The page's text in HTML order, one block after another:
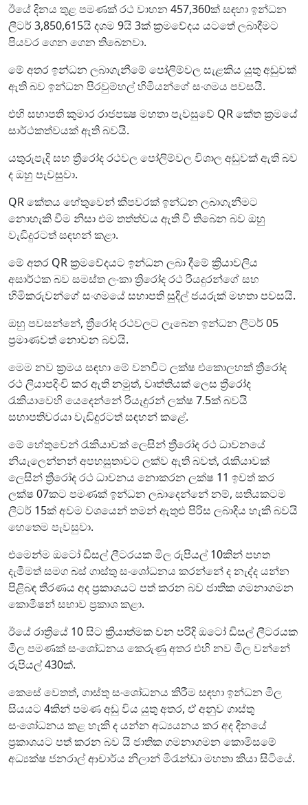
ඊයේ දිනය තුළ පමණක් රථ වාහන 457,360ක් සඳහා ඉන්ධන
ලීටර් 3,850,615යි දශම 9යි 3ක් ක්‍රමවේදය යටතේ ලබාදීමට
පියවර ගෙන ගෙන තිබෙනවා.
මේ අතර ඉන්ධන ලබාගැනීමේ පෝලිම්වල සැළකිය යුතු අඩුවක්
ඇති බව ඉන්ධන පිරවුම්හල් හිමියන්ගේ සංගමය පවසයි.
එහි සභාපති කුමාර රාජපක්‍ෂ මහතා පැවසුවේ QR කේත ක්‍රමයේ
සාර්ථකත්වයක් ඇති බවයි.
යතුරුපැදි සහ ත්‍රීරෝද රථවල පෝලිම්වල විශාල අඩුවක් ඇති බව
ද ඔහු පැවසුවා.
QR කේතය හේතුවෙන් කීපවරක් ඉන්ධන ලබාගැනීමට
නොහැකි වීම නිසා එම තත්ත්වය ඇති වී තිබෙන බව ඔහු
වැඩිදුරටත් සඳහන් කළා.
මේ අතර QR ක්‍රමවේදයට ඉන්ධන ලබා දීමේ ක්‍රියාවලිය
අසාර්ථක බව සමස්ත ලංකා ත්‍රිරෝද රථ රියදුරන්ගේ සහ
හිමිකරුවන්ගේ සංගමයේ සභාපති සුදිල් ජයරුක් මහතා පවසයි.
ඔහු පවසන්නේ, ත්‍රීරෝද රථවලට ලැබෙන ඉන්ධන ලීටර් 05
ප්‍රමාණවත් නොවන බවයි.
මෙම නව ක්‍රමය සඳහා මේ වනවිට ලක්ෂ එකොලහක් ත්‍රීරෝද
රථ ලියාපදිංචි කර ඇති නමුත්, වෘත්තියක් ලෙස ත්‍රීරෝද
රැකියාවෙහි යෙදෙන්නේ රියැදුරන් ලක්ෂ 7.5ක් බවයි
සභාපතිවරයා වැඩිදුරටත් සඳහන් කළේ.
මේ හේතුවෙන් රැකියාවක් ලෙසින් ත්‍රීරෝද රථ ධාවනයේ
නියැලෙන්නන් අපහසුතාවට ලක්ව ඇති බවත්, රැකියාවක්
ලෙසින් ත්‍රීරෝද රථ ධාවනය නොකරන ලක්ෂ 11 ඉවත් කර
ලක්ෂ 07කට පමණක් ඉන්ධන ලබාදෙන්නේ නම්, සතියකටම
ලීටර් 15ක් අවම වශයෙන් තමන් ඇතුළු පිරිස ලබාදිය හැකි බවයි
හෙතෙම පැවසුවා.
එමෙන්ම ඔටෝ ඩීසල් ලීටරයක මිල රුපියල් 10කින් පහත
දැමීමත් සමග බස් ගාස්තු සංශෝධනය කරන්නේ ද නැද්ද යන්න
පිළිබඳ තීරණය අද ප්‍රකාශයට පත් කරන බව ජාතික ගමනාගමන
කොමිෂන් සභාව ප්‍රකාශ කළා.
ඊයේ රාත්‍රියේ 10 සිට ක්‍රියාත්මක වන පරිදි ඔටෝ ඩීසල් ලීටරයක
මිල පමණක් සංශෝධනය කෙරුණු අතර එහි නව මිල වන්නේ
රුපියල් 430ක්.
කෙසේ වෙතත්, ගාස්තු සංශෝධනය කිරීම සඳහා ඉන්ධන මිල
සියයට 4කින් පමණ අඩු විය යුතු අතර, ඒ අනුව ගාස්තු
සංශෝධනය කළ හැකි ද යන්න අධ්‍යයනය කර අද දිනයේ
ප්‍රකාශයට පත් කරන බව යි ජාතික ගමනාගමන කොමිසමේ
අධ්‍යක්ෂ ජනරාල් ආචාර්ය නිලාන් මිරැන්ඩා මහතා කියා සිටියේ.